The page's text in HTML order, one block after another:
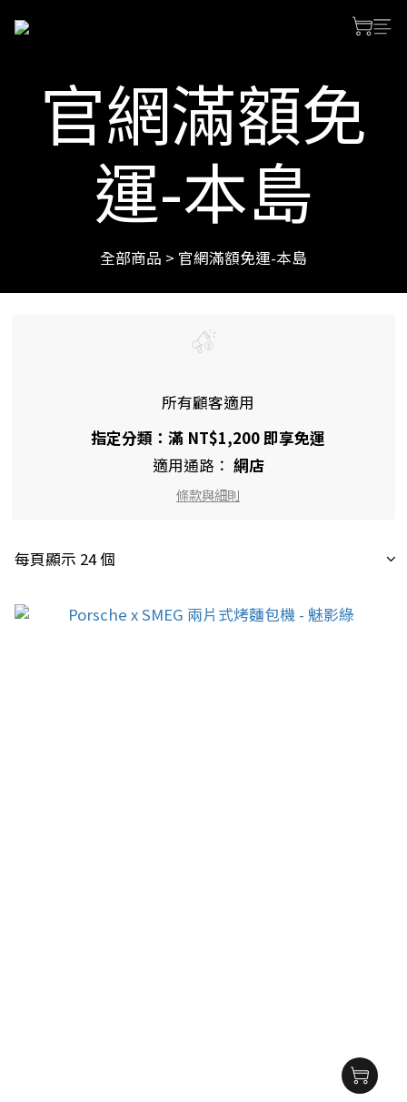
官網滿額免
運-本島
全部商品 > 官網滿額免運-本島
所有顧客適用
指定分類：滿 NT$1,200 即享免運
適用通路： 網店
條款與細則
每頁顯示 24 個